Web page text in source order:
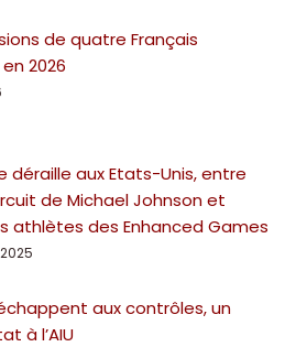
de quatre Français
2026
déraille aux Etats-Unis, entre
de Michael Johnson et
athlètes des Enhanced Games
aux contrôles, un
à l’AIU